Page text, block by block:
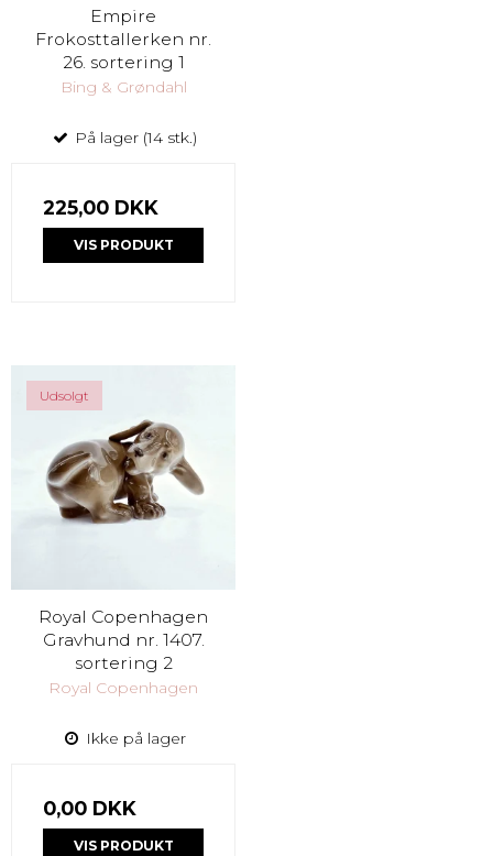
Empire
Frokosttallerken nr.
26. sortering 1
Bing & Grøndahl
På lager (14 stk.)
225,00 DKK
VIS PRODUKT
Udsolgt
Royal Copenhagen
Gravhund nr. 1407.
sortering 2
Royal Copenhagen
Ikke på lager
0,00 DKK
VIS PRODUKT